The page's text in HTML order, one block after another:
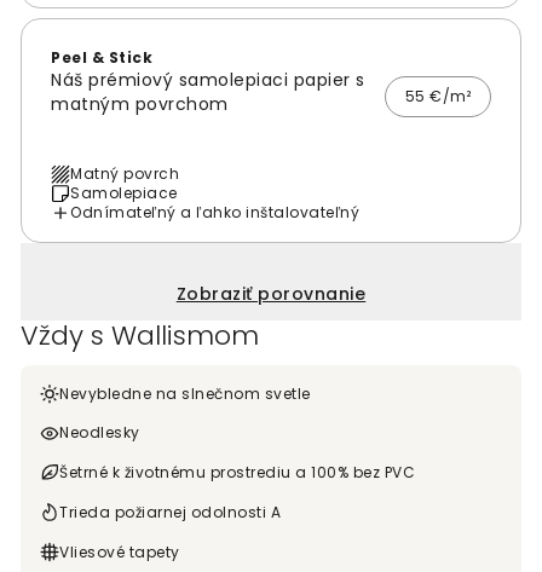
Peel & Stick
Náš prémiový samolepiaci papier s
matným povrchom
55 €/m²
Matný povrch
Samolepiace
Odnímateľný a ľahko inštalovateľný
Zobraziť porovnanie
Vždy s Wallismom
Nevybledne na slnečnom svetle
Neodlesky
Šetrné k životnému prostrediu a 100% bez PVC
Trieda požiarnej odolnosti A
Vliesové tapety